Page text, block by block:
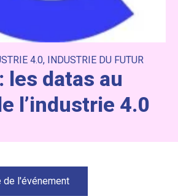
4.0, INDUSTRIE DU FUTUR
les datas au
l’industrie 4.0
l'événement